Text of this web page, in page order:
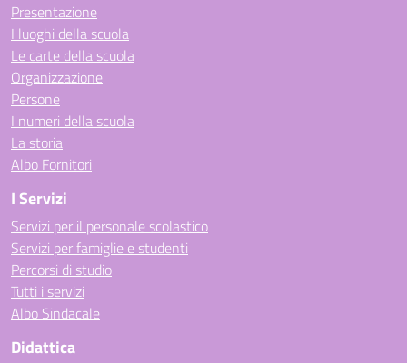
Presentazione
I luoghi della scuola
Le carte della scuola
Organizzazione
Persone
I numeri della scuola
La storia
Albo Fornitori
I Servizi
Servizi per il personale scolastico
Servizi per famiglie e studenti
Percorsi di studio
Tutti i servizi
Albo Sindacale
Didattica